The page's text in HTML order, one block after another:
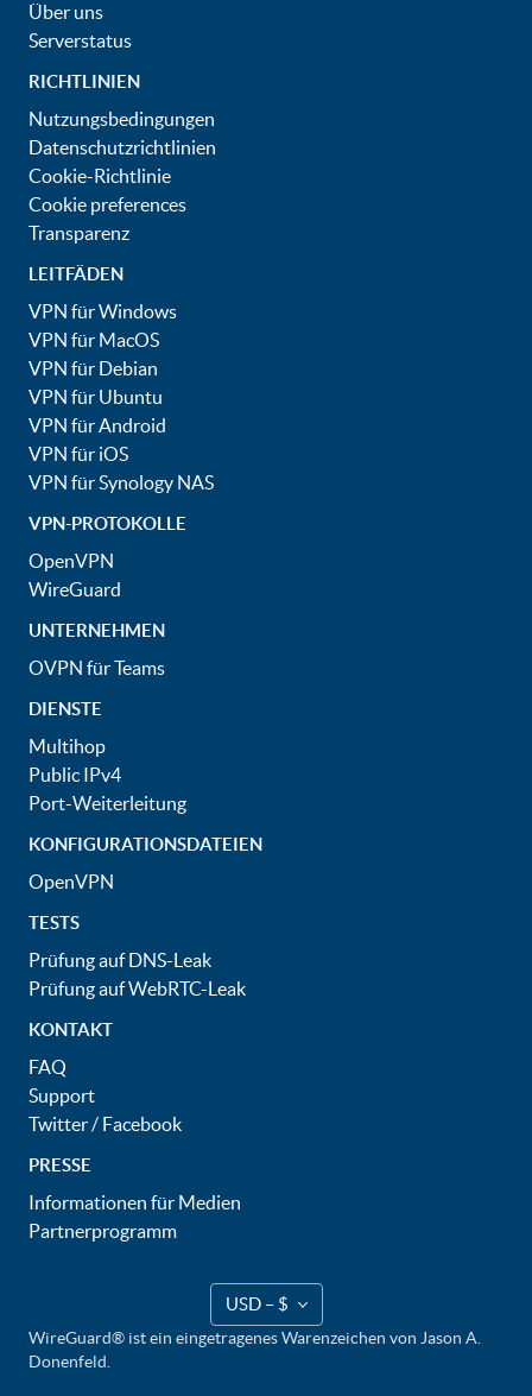
Über uns
Serverstatus
RICHTLINIEN
Nutzungsbedingungen
Datenschutzrichtlinien
Cookie-Richtlinie
Cookie preferences
Transparenz
LEITFÄDEN
VPN für Windows
VPN für MacOS
VPN für Debian
VPN für Ubuntu
VPN für Android
VPN für iOS
VPN für Synology NAS
VPN-PROTOKOLLE
OpenVPN
WireGuard
UNTERNEHMEN
OVPN für Teams
DIENSTE
Multihop
Public IPv4
Port-Weiterleitung
KONFIGURATIONSDATEIEN
OpenVPN
TESTS
Prüfung auf DNS-Leak
Prüfung auf WebRTC-Leak
KONTAKT
FAQ
Support
Twitter/ Facebook
PRESSE
Informationen für Medien
Partnerprogramm
WireGuard® ist ein eingetragenes Warenzeichen von Jason A.
Donenfeld.
USD – $